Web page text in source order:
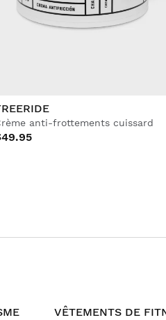
anti-frottements cuissard
VÊTEMENTS DE